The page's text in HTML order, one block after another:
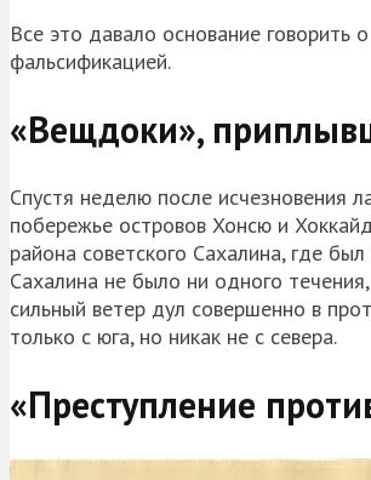
Все это давало основание говорить
фальсификацией.
«Вещдоки»,
Спустя неделю после исчезновения
побережье островов Хонсю и
района советского Сахалина, где
Сахалина не было ни одного
сильный ветер дул совершенно в
только с юга, но никак не с севера.
«Преступление